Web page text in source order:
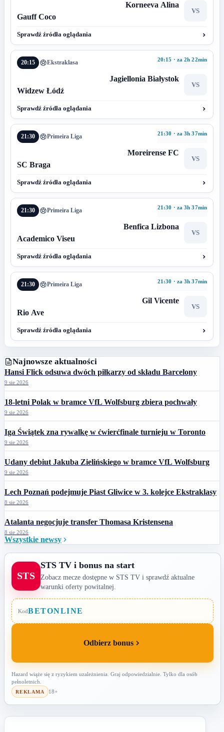
Korneeva Alina
VS
Gauff Coco
Sprawdź źródła oglądania
20:15 Ekstraklasa 20:15 · za 2h 22min
Jagiellonia Białystok
VS
Widzew Łódź
Sprawdź źródła oglądania
21:30 Primeira Liga 21:30 · za 3h 37min
Moreirense FC
VS
SC Braga
Sprawdź źródła oglądania
21:30 Primeira Liga 21:30 · za 3h 37min
Benfica Lizbona
VS
Academico Viseu
Sprawdź źródła oglądania
21:30 Primeira Liga 21:30 · za 3h 37min
Gil Vicente
VS
Rio Ave
Sprawdź źródła oglądania
Najnowsze aktualności
Hansi Flick odsuwa dwóch piłkarzy od składu Barcelony
9 sie 2026
18-letni Polak w bramce VfL Wolfsburg zbiera pochwały
9 sie 2026
Iga Świątek zna rywalkę w ćwierćfinale turnieju w Toronto
9 sie 2026
Udany debiut Jakuba Zielińskiego w bramce VfL Wolfsburg
9 sie 2026
Lech Poznań podejmuje Piast Gliwice w 3. kolejce Ekstraklasy
8 sie 2026
Atalanta negocjuje transfer Thomasa Kristensena
8 sie 2026
Wszystkie newsy
STS
STS TV i bonus na start
Zobacz mecze dostępne w STS TV i sprawdź aktualne
warunki oferty powitalnej.
KodBETONLINE
Odbierz bonus
Hazard wiąże się z ryzykiem uzależnienia. Graj odpowiedzialnie. Tylko dla osób
pełnoletnich.
REKLAMA 18+